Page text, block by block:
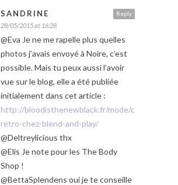
Reply
SANDRINE
28/05/2015 at 16:28
@Eva Je ne me rapelle plus quelles
photos j’avais envoyé à Noire, c’est
possible. Mais tu peux aussi l’avoir
vue sur le blog, elle a été publiée
initialement dans cet article :
http://bloodisthenewblack.fr/mode/concours-
retro-chez-blend-and-play/
@Deltreylicious thx
@Elis Je note pour les The Body
Shop !
@BettaSplendens oui je te conseille